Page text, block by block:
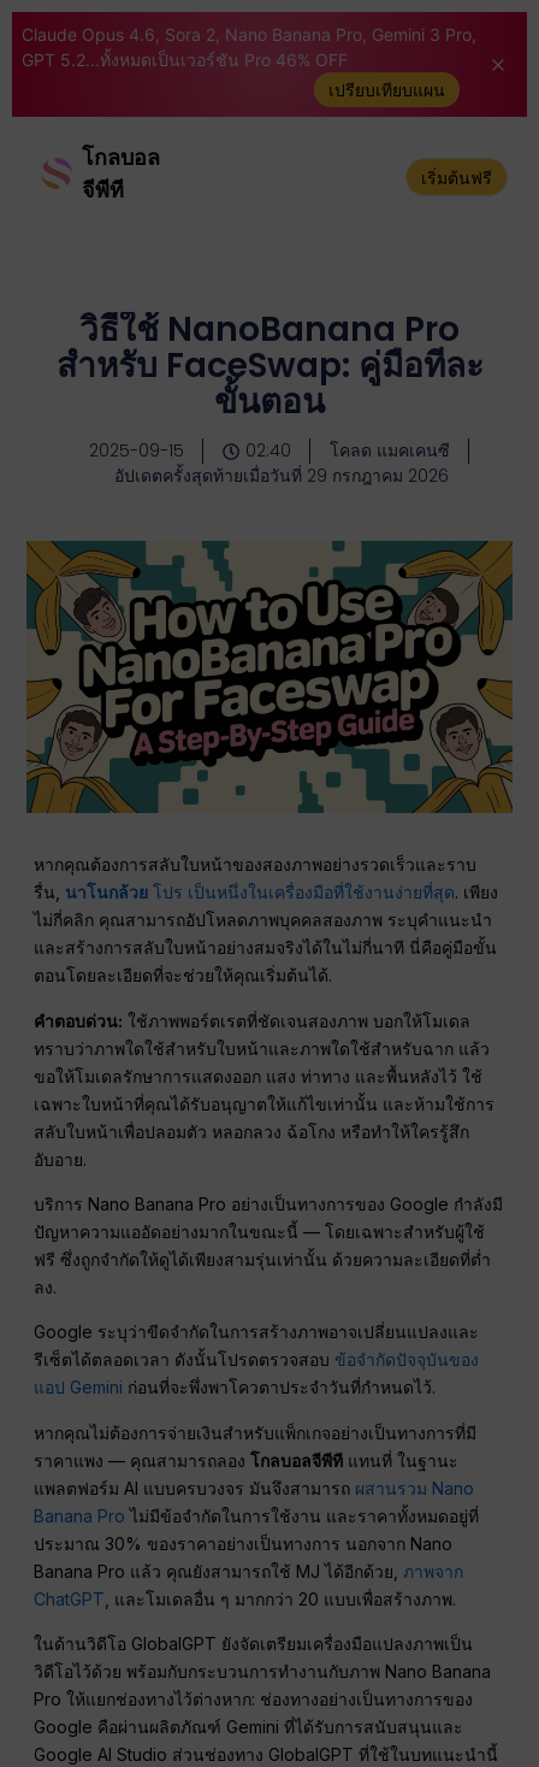
Claude Opus 4.6, Sora 2, Nano Banana Pro, Gemini 3 Pro,
GPT 5.2...ทั้งหมดเป็นเวอร์ชัน Pro 46% OFF
เปรียบเทียบแผน
โกลบอล
จีพีที
เริ่มต้นฟรี
วิธีใช้ NanoBanana Pro
สำหรับ FaceSwap: คู่มือทีละ
ขั้นตอน
2025-09-15 02:40
โคลด แมคเคนซี
อัปเดตครั้งสุดท้ายเมื่อวันที่ 29 กรกฎาคม 2026
หากคุณต้องการสลับใบหน้าของสองภาพอย่างรวดเร็วและราบ
รื่น, นาโนกล้วย โปร เป็นหนึ่งในเครื่องมือที่ใช้งานง่ายที่สุด. เพียง
ไม่กี่คลิก คุณสามารถอัปโหลดภาพบุคคลสองภาพ ระบุคำแนะนำ
และสร้างการสลับใบหน้าอย่างสมจริงได้ในไม่กี่นาที นี่คือคู่มือขั้น
ตอนโดยละเอียดที่จะช่วยให้คุณเริ่มต้นได้.
คำตอบด่วน: ใช้ภาพพอร์ตเรตที่ชัดเจนสองภาพ บอกให้โมเดล
ทราบว่าภาพใดใช้สำหรับใบหน้าและภาพใดใช้สำหรับฉาก แล้ว
ขอให้โมเดลรักษาการแสดงออก แสง ท่าทาง และพื้นหลังไว้ ใช้
เฉพาะใบหน้าที่คุณได้รับอนุญาตให้แก้ไขเท่านั้น และห้ามใช้การ
สลับใบหน้าเพื่อปลอมตัว หลอกลวง ฉ้อโกง หรือทำให้ใครรู้สึก
อับอาย.
บริการ Nano Banana Pro อย่างเป็นทางการของ Google กำลังมี
ปัญหาความแออัดอย่างมากในขณะนี้ — โดยเฉพาะสำหรับผู้ใช้
ฟรี ซึ่งถูกจำกัดให้ดูได้เพียงสามรุ่นเท่านั้น ด้วยความละเอียดที่ต่ำ
ลง.
Google ระบุว่าขีดจำกัดในการสร้างภาพอาจเปลี่ยนแปลงและ
รีเซ็ตได้ตลอดเวลา ดังนั้นโปรดตรวจสอบ ข้อจำกัดปัจจุบันของ
แอป Gemini ก่อนที่จะพึ่งพาโควตาประจำวันที่กำหนดไว้.
หากคุณไม่ต้องการจ่ายเงินสำหรับแพ็กเกจอย่างเป็นทางการที่มี
ราคาแพง — คุณสามารถลองโกลบอลจีพีที แทนที่ ในฐานะ
แพลตฟอร์ม AI แบบครบวงจร มันจึงสามารถ ผสานรวม Nano
Banana Pro ไม่มีข้อจำกัดในการใช้งาน และราคาทั้งหมดอยู่ที่
ประมาณ 30% ของราคาอย่างเป็นทางการ นอกจาก Nano
Banana Pro แล้ว คุณยังสามารถใช้ MJ ได้อีกด้วย,ภาพจาก
ChatGPT , และโมเดลอื่น ๆ มากกว่า 20 แบบเพื่อสร้างภาพ.
ในด้านวิดีโอ GlobalGPT ยังจัดเตรียมเครื่องมือแปลงภาพเป็น
วิดีโอไว้ด้วย พร้อมกับกระบวนการทำงานกับภาพ Nano Banana
Pro ให้แยกช่องทางไว้ต่างหาก: ช่องทางอย่างเป็นทางการของ
Google คือผ่านผลิตภัณฑ์ Gemini ที่ได้รับการสนับสนุนและ
Google AI Studio ส่วนช่องทาง GlobalGPT ที่ใช้ในบทแนะนำนี้